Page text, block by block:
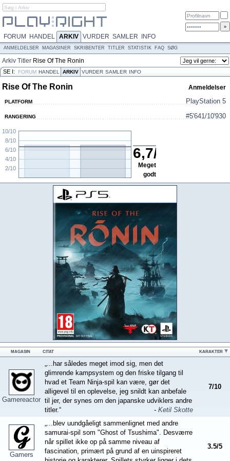
FORUM HANDEL ARKIV VURDER SAMLER INFO
ANMELDELSER MAGASINER SKRIBENTER TITLER STATISTIK FAQ SØG
Arkiv Titler Rise Of The Ronin
SE I: FORUM HANDEL ARKIV VURDER SAMLER INFO
Rise Of The Ronin Anmeldelser
PLATFORM PlayStation 5
RANGERING #5'641/10'930
2/10
4/10
6/10
8/10
10/10
6,7/
Meget
godt
MAGASIN CITAT KARAKTER
Gamereactor
„...har således meget imod sig, men det
glimrende kampsystem og den friske tilgang til
hvad et Team Ninja-spil kan være, gør det
alligevel til en oplevelse, jeg snildt kan anbefale
til jer, der synes om den japanske udviklers andre
titler.“
- Ketil Skotte
7/10
Gamers
„...blev uundgåeligt sammenlignet med andre
samurai-spil som "Ghost of Tsushima". Desværre
når spillet ikke op på samme niveau af
fascination, primært på grund af en uinspireret
3.5/5